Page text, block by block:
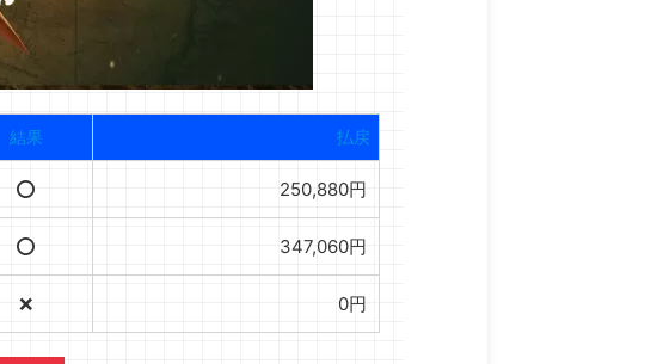
結果 払戻
⭕️ 250,880円
⭕️ 347,060円
❌ 0円